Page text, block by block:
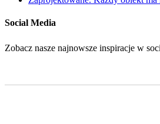
Social Media
Zobacz nasze najnowsze inspiracje w